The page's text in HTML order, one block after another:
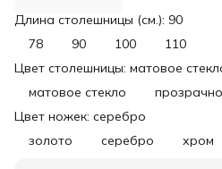
Длина столешницы (см.): 90
78
90 100
110
Цвет столешницы: матовое
матовое стекло
Цвет ножек: серебро
золото
серебро хром